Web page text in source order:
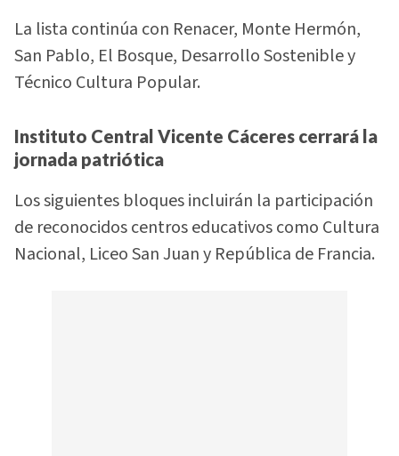
La lista continúa con Renacer, Monte Hermón,
San Pablo, El Bosque, Desarrollo Sostenible y
Técnico Cultura Popular.
Instituto Central Vicente Cáceres cerrará la
jornada patriótica
Los siguientes bloques incluirán la participación
de reconocidos centros educativos como Cultura
Nacional, Liceo San Juan y República de Francia.